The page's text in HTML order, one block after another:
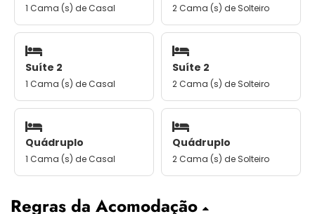
1 Cama (s) de Casal 2 Cama (s) de Solteiro
Suíte 2
1 Cama (s) de Casal
Suíte 2
2 Cama (s) de Solteiro
Quádruplo
1 Cama (s) de Casal
Quádruplo
2 Cama (s) de Solteiro
Regras da Acomodação